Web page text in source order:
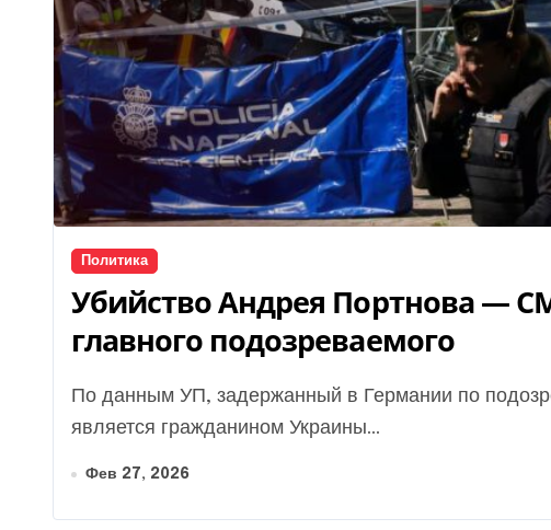
Политика
Убийство Андрея Портнова —
главного подозреваемого
По данным УП, задержанный в Германии по подозрению в убийстве Андрея Портнова
является гражданином Украины...
Фев 27, 2026